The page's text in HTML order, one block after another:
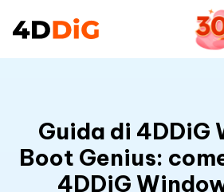
Guida di 4DDiG
Boot Genius:
4DDiG